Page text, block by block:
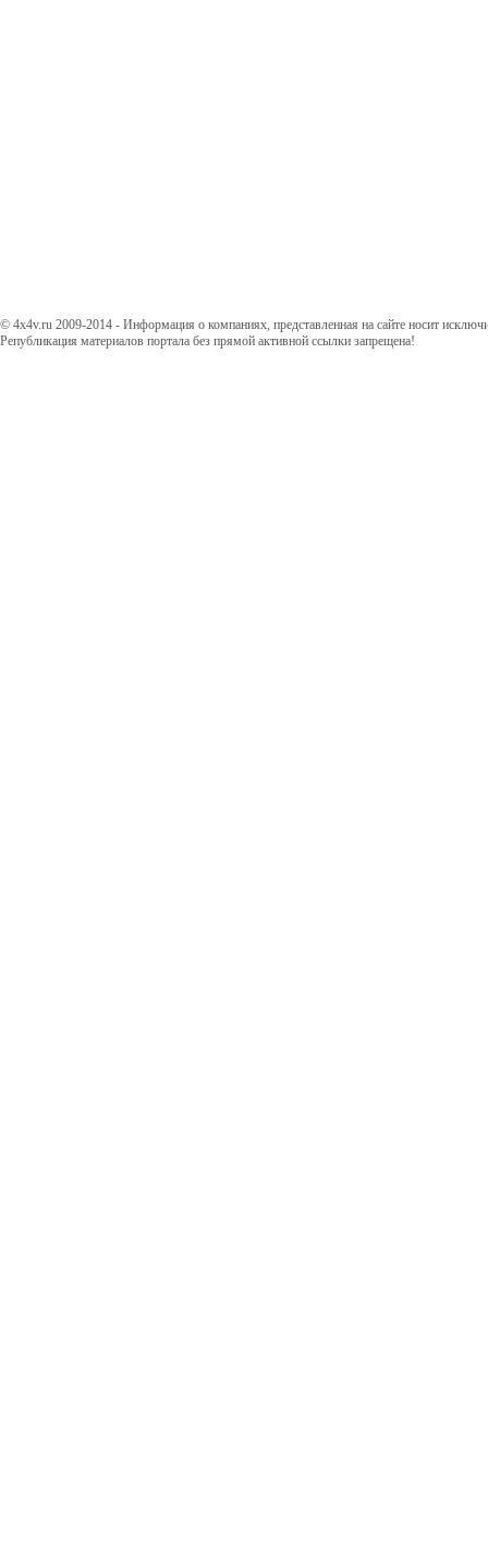
© 4x4v.ru 2009-2014 - Информация о компаниях, представленная на сайте носит
Републикация материалов портала без прямой активной ссылки запрещена!